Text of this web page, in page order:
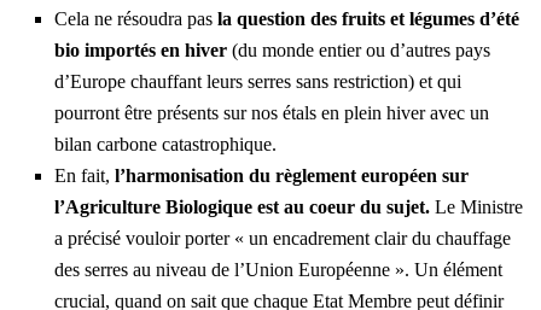
Cela ne résoudra pas la question des fruits et légumes d’été
bio importés en hiver (du monde entier ou d’autres pays
d’Europe chauffant leurs serres sans restriction) et qui
pourront être présents sur nos étals en plein hiver avec un
bilan carbone catastrophique.
En fait, l’harmonisation du règlement européen sur
l’Agriculture Biologique est au coeur du sujet. Le Ministre
a précisé vouloir porter « un encadrement clair du chauffage
des serres au niveau de l’Union Européenne ». Un élément
crucial, quand on sait que chaque Etat Membre peut définir